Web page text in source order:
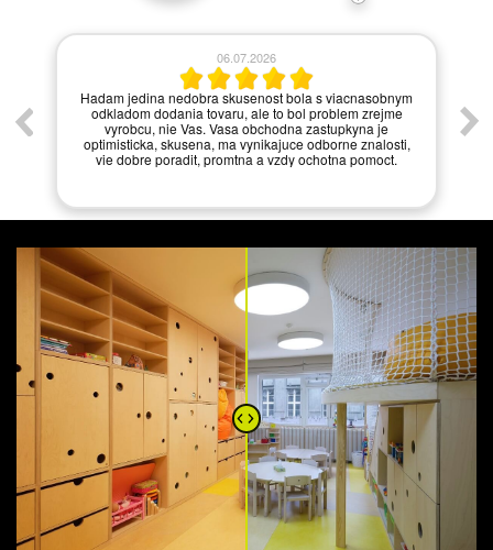
06.07.2026
Hadam jedina nedobra skusenost bola s viacnasobnym
odkladom dodania tovaru, ale to bol problem zrejme
vyrobcu, nie Vas. Vasa obchodna zastupkyna je
optimisticka, skusena, ma vynikajuce odborne znalosti,
vie dobre poradit, promtna a vzdy ochotna pomoct.